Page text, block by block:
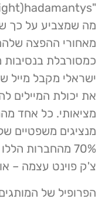
מה שמצביע על כך
מאחורי ההפצה
כמסורבלת
ישראלי מקבל מייל
את יכולת המיילים
מציאותי. כל אחד
מנציגים משפטיים
70% מהחברות
צ'ק פוינט עצמה –
הפרופיל של